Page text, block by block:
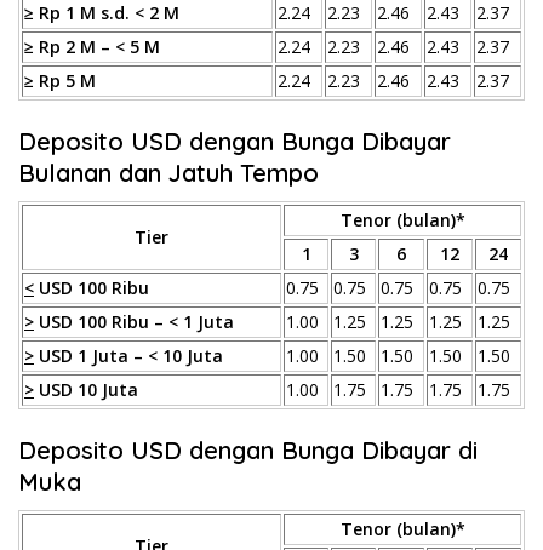
≥ Rp 1 M s.d. < 2 M
2.24 2.23 2.46 2.43
2.37
≥ Rp 2 M – < 5 M
2.24 2.23 2.46 2.43
2.37
≥ Rp 5 M
2.24 2.23 2.46 2.43 2.37
Deposito USD dengan Bunga Dibayar
Bulanan dan Jatuh Tempo
Tier
Tenor (bulan)*
1
3 6 12
24
< USD 100 Ribu 0.75 0.75 0.75 0.75
0.75
> USD 100 Ribu – < 1 Juta 1.00 1.25 1.25 1.25
1.25
> USD 1 Juta – < 10 Juta 1.00 1.50 1.50 1.50
1.50
> USD 10 Juta 1.00 1.75 1.75 1.75 1.75
Deposito USD dengan Bunga Dibayar di
Muka
Tenor (bulan)*